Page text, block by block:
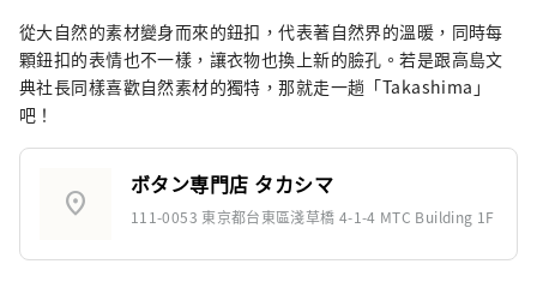
從大自然的素材變身而來的鈕扣，代表著自然界的溫暖，同時每
顆鈕扣的表情也不一樣，讓衣物也換上新的臉孔。若是跟高島文
典社長同樣喜歡自然素材的獨特，那就走一趟「Takashima」
吧！
location_on
ボタン専門店 タカシマ
111-0053 東京都台東區淺草橋 4-1-4 MTC Building 1F